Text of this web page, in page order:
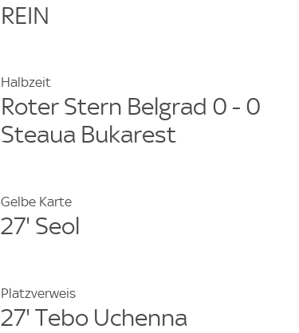
REIN
Halbzeit
Roter Stern Belgrad 0 - 0
Steaua Bukarest
Gelbe Karte
27' Seol
Platzverweis
27' Tebo Uchenna